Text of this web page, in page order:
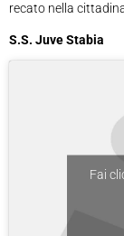
recato nella
S.S. Juve Stabia
Fai